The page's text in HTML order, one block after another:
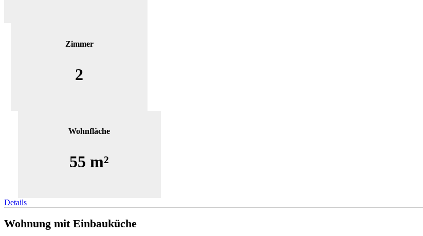
Zimmer
2
Wohnfläche
55 m²
Details
Wohnung mit Einbauküche